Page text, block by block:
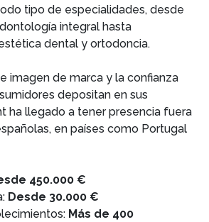
tipo de especialidades, desde
integral hasta
dental y ortodoncia.
imagen de marca y la confianza
depositan en sus
ha llegado a tener presencia fuera
en países como Portugal
450.000 €
Desde 30.000 €
Más de 400